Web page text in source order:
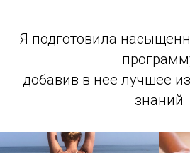
Я подготовила
добавив в нее лучшее
знаний